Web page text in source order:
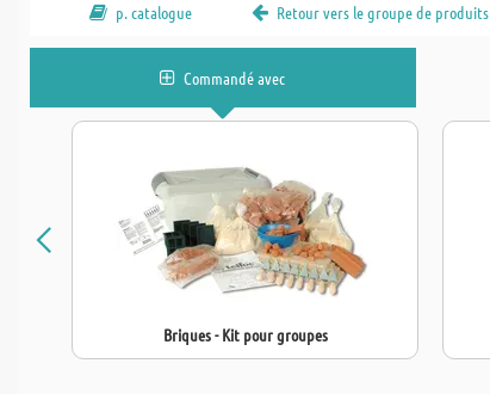
p. catalogue Retour vers le groupe de produits
Commandé avec
Briques - Kit pour groupes